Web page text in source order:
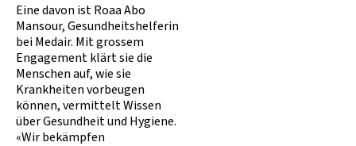
Eine davon ist Roaa Abo
Mansour, Gesundheitshelferin
bei Medair. Mit grossem
Engagement klärt sie die
Menschen auf, wie sie
Krankheiten vorbeugen
können, vermittelt Wissen
über Gesundheit und Hygiene.
«Wir bekämpfen